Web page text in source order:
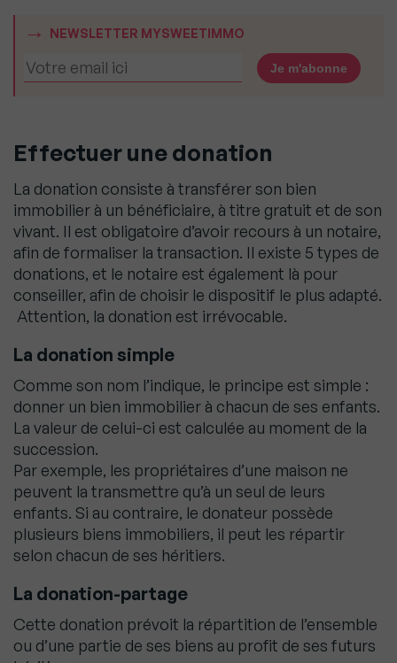
NEWSLETTER MYSWEETIMMO
Effectuer une donation
La donation consiste à transférer son bien
immobilier à un bénéficiaire, à titre gratuit et de son
vivant. Il est obligatoire d’avoir recours à un notaire,
afin de formaliser la transaction. Il existe 5 types de
donations, et le notaire est également là pour
conseiller, afin de choisir le dispositif le plus adapté.
Attention, la donation est irrévocable.
La donation simple
Comme son nom l’indique, le principe est simple :
donner un bien immobilier à chacun de ses enfants.
La valeur de celui-ci est calculée au moment de la
succession.
Par exemple, les propriétaires d’une maison ne
peuvent la transmettre qu’à un seul de leurs
enfants. Si au contraire, le donateur possède
plusieurs biens immobiliers, il peut les répartir
selon chacun de ses héritiers.
La donation-partage
Cette donation prévoit la répartition de l’ensemble
ou d’une partie de ses biens au profit de ses futurs